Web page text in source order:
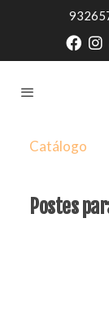
Catálogo
Postes